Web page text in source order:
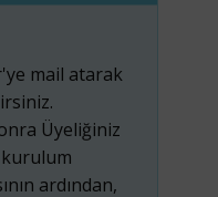
'ye mail atarak
Üyeliğiniz
ardından,